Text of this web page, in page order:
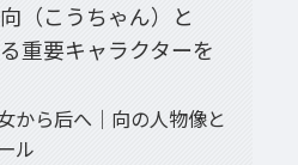
（こうちゃん）と
重要キャラクターを
から后へ｜向の人物像と
ル